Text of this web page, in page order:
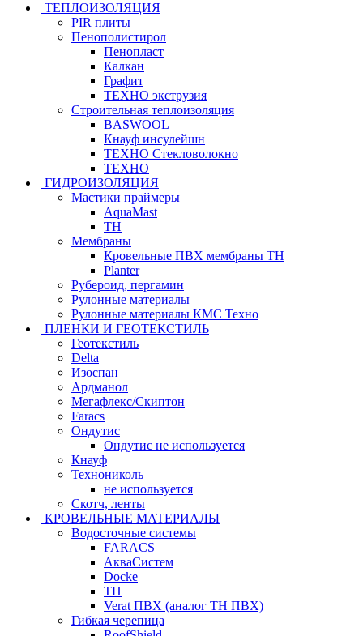
ТЕПЛОИЗОЛЯЦИЯ
PIR плиты
Пенополистирол
Пенопласт
Калкан
Графит
ТЕХНО экструзия
Строительная теплоизоляция
BASWOOL
Кнауф инсулейшн
ТЕХНО Стекловолокно
ТЕХНО
ГИДРОИЗОЛЯЦИЯ
Мастики праймеры
AquaMast
ТН
Мембраны
Кровельные ПВХ мембраны ТН
Planter
Рубероид, пергамин
Рулонные материалы
Рулонные материалы КМС Техно
ПЛЕНКИ И ГЕОТЕКСТИЛЬ
Геотекстиль
Delta
Изоспан
Ардманол
Мегафлекс/Скиптон
Faracs
Ондутис
Ондутис не используется
Кнауф
Технониколь
не используется
Скотч, ленты
КРОВЕЛЬНЫЕ МАТЕРИАЛЫ
Водосточные системы
FARACS
АкваСистем
Docke
ТН
Verat ПВХ (аналог ТН ПВХ)
Гибкая черепица